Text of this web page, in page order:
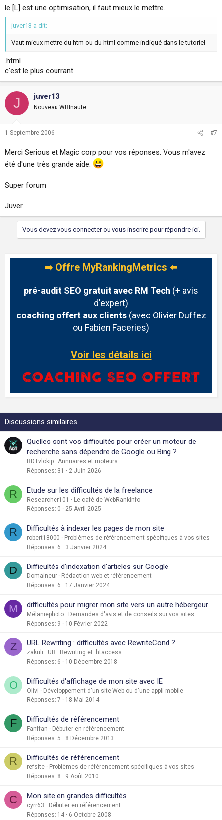
le [L] est une optimisation, il faut mieux le mettre.
juver13 a dit:
Vaut mieux mettre du htm ou du html comme indiqué dans le tutoriel
.html
c'est le plus courrant.
J juver13
Nouveau WRInaute
1 Septembre 2006 #7
Merci Serious et Magic corp pour vos réponses. Vous m'avez
été d'une très grande aide.
Super forum
Juver
Vous devez vous connecter ou vous inscrire pour répondre ici.
➡️ Offre MyRankingMetrics ⬅️
pré-audit SEO gratuit avec RM Tech (+ avis
d'expert)
coaching offert aux clients(avec Olivier Duffez
ou Fabien Faceries)
Voir les détails ici
Discussions similaires
Quelles sont vos difficultés pour créer un moteur de
recherche sans dépendre de Google ou Bing ?
RDTvlokip
Annuaires et moteurs
Réponses 31 2 Juin 2026
R Etude sur les difficultés de la freelance
Researcher101
Le café de WebRankInfo
Réponses 0 25 Avril 2025
R Difficultés à indexer les pages de mon site
robert18000
Problèmes de référencement spécifiques à vos sites
Réponses 6 3 Janvier 2024
D Difficultés d'indexation d'articles sur Google
Domaineur
Rédaction web et référencement
Réponses 6 17 Janvier 2024
M difficultés pour migrer mon site vers un autre hébergeur
Mélaniephoto
Demandes d'avis et de conseils sur vos sites
Réponses 9 10 Février 2022
Z URL Rewriting : difficultés avec RewriteCond ?
zakuli
URL Rewriting et .htaccess
Réponses 6 10 Décembre 2018
O Difficultés d'affichage de mon site avec IE
Olivi
Développement d'un site Web ou d'une appli mobile
Réponses 7 18 Mai 2014
F Difficultés de référencement
Fanffan
Débuter en référencement
Réponses 5 8 Décembre 2013
R Difficultés de référencement
refsite
Problèmes de référencement spécifiques à vos sites
Réponses 8 9 Août 2010
C Mon site en grandes difficultés
cyrr63
Débuter en référencement
Réponses 14 6 Octobre 2008